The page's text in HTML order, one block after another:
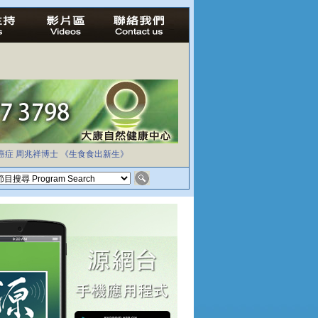
症 周兆祥博士 《生食食出新生》